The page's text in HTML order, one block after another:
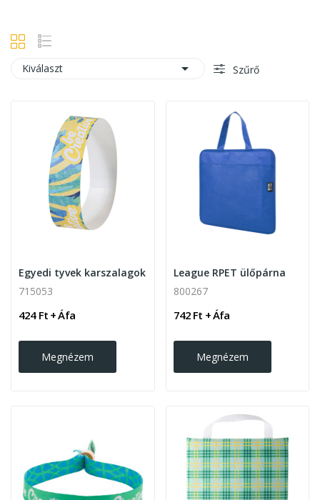
Kiválaszt  Szűrő
Egyedi tyvek karszalagok
715053
424 Ft + Áfa
Megnézem
League RPET ülőpárna
800267
742 Ft + Áfa
Megnézem